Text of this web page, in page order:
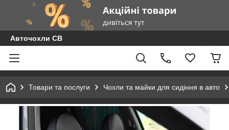
Авточохли СВ
Товари та послуги Чохли та майки для сидіння в авто